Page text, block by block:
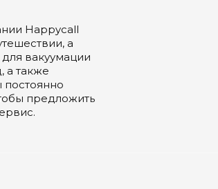
Happyсall
а
вакуумации
а также
предложить